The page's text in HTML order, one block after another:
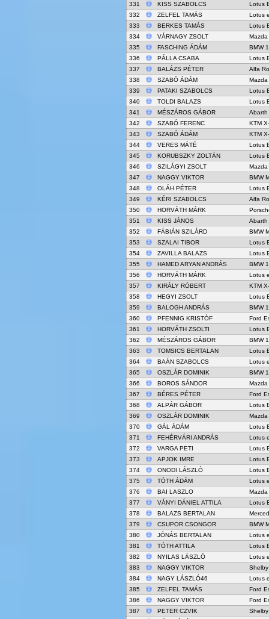
331
KISS SZABOLCS
Lotus
332
ZELFEL TAMÁS
Lotus
333
BERKES TAMÁS
Lotus
334
VÁRNAGY ZSOLT
Mazda
335
FASCHING ÁDÁM
BMW
336
PÁLLA CSABA
Lotus
337
BALÁZS PÉTER
Alfa
338
SZABÓ ÁDÁM
Mazda
339
PATAKI SZABOLCS
Lotus
340
TOLDI BALAZS
Lotus
341
MÉSZÁROS GÁBOR
Abarth
342
SZABÓ FERENC
KTM
343
SZABÓ ÁDÁM
KTM
344
VERES MÁTÉ
Lotus
345
KORUBSZKY ZOLTÁN
Lotus
346
SZILÁGYI ZSOLT
Mazda
347
NAGGY VIKTOR
BMW
348
OLÁH PÉTER
Lotus
349
KÉRI SZABOLCS
Alfa
350
HORVÁTH MÁRK
351
KISS JÁNOS
Abarth
352
FÁBIÁN SZILÁRD
BMW
353
SZALAI TIBOR
Lotus
354
ZAVILLA BALAZS
Lotus
355
HAMED ARYAN ANDRÁS
BMW
356
HORVÁTH MÁRK
Lotus
357
KIRÁLY RÓBERT
KTM
358
HEGYI ZSOLT
Lotus
359
BALOGH ANDRÁS
BMW
360
PFENNIG KRISTÓF
Ford
361
HORVÁTH ZSOLTI
Lotus
362
MÉSZÁROS GÁBOR
BMW
363
TOMSICS BERTALAN
Lotus
364
BAÁN SZABOLCS
Lotus
365
OSZLÁR DOMINIK
BMW
366
BOROS SÁNDOR
Mazda
367
BÉRES PÉTER
Ford
368
ALPÁR GÁBOR
Lotus
369
OSZLÁR DOMINIK
Mazda
370
GÁL ÁDÁM
Lotus
371
FEHÉRVÁRI ANDRÁS
Lotus
372
VARGA PETI
Lotus
373
APJOK IMRE
Lotus
374
ONODI LÁSZLÓ
Lotus
375
TÓTH ÁDÁM
Lotus
376
BAI LASZLO
Mazda
377
VÁNYI DÁNIEL ATTILA
Lotus
378
BALAZS BERTALAN
379
CSUPOR CSONGOR
BMW
380
JÓNÁS BERTALAN
Lotus
381
TÓTH ATTILA
Lotus
382
NYILAS LÁSZLÓ
Lotus
383
NAGGY VIKTOR
384
NAGY LÁSZLÓ46
Lotus
385
ZELFEL TAMÁS
Ford
386
NAGGY VIKTOR
Ford
387
PETER CZVIK